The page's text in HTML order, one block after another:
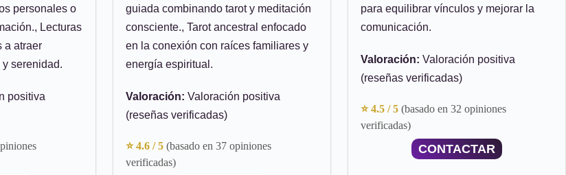
personales o
Lecturas
a atraer
serenidad.
positiva
guiada combinando tarot y meditación
consciente., Tarot ancestral enfocado
en la conexión con raíces familiares y
energía espiritual.
Valoración: Valoración positiva
(reseñas verificadas)
⭐ 4.6 / 5 (basado en 37 opiniones
verificadas)
para equilibrar vínculos y mejorar la
comunicación.
Valoración: Valoración positiva
(reseñas verificadas)
⭐ 4.5 / 5 (basado en 32 opiniones
verificadas)
CONTACTAR